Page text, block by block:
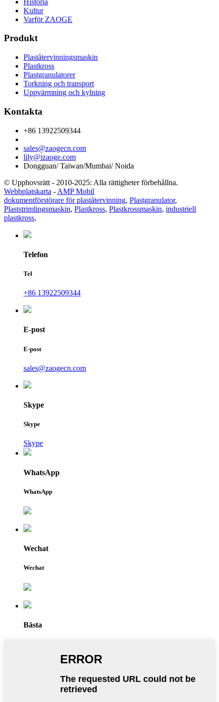
Kultur
Varför ZAOGE
Produkt
Plaståtervinningsmaskin
Plastkross
Plastgranulatorer
Torkning och transport
Uppvärmning och kylning
Kontakta
+86 13922509344
sales@zaogecn.com
lily@izaoge.com
Dongguan/ Taiwan/Mumbai/ Noida
© Upphovsrätt - 2010-2025: Alla rättigheter förbehållna.
Webbplatskarta - AMP Mobil
dokumentförstörare för plaståtervinning, Plastgranulator,
Plaststrimlingsmaskin, Plastkross, Plastkrossmaskin, industriell
plastkross,
Telefon
Tel
+86 13922509344
E-post
E-post
sales@zaogecn.com
Skype
Skype
Skype
WhatsApp
WhatsApp
Wechat
Wechat
Bästa